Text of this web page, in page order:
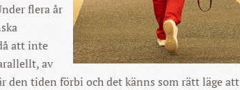
flera år
att inte
av
den tiden förbi och det känns som rätt läge att